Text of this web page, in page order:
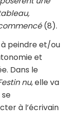
(8).
à peindre et/ou
et
Dans le
nu, elle va
à l’écrivain